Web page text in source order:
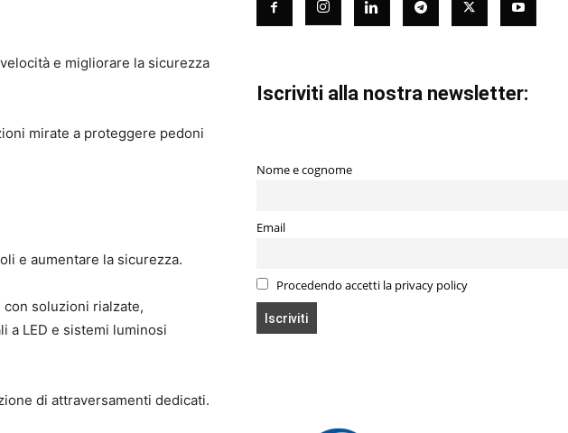
e migliorare la sicurezza
mirate a proteggere pedoni
e aumentare la sicurezza.
soluzioni rialzate,
a LED e sistemi luminosi
di attraversamenti dedicati.
Iscriviti alla nostra newsletter:
Nome e cognome
Email
Procedendo accetti la privacy policy